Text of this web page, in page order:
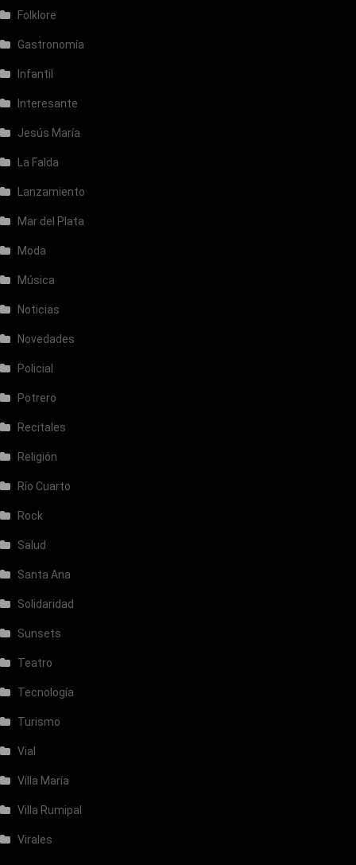
Folklore
Gastronomía
Infantil
Interesante
Jesús María
La Falda
Lanzamiento
Mar del Plata
Moda
Música
Noticias
Novedades
Policial
Potrero
Recitales
Religión
Río Cuarto
Rock
Salud
Santa Ana
Solidaridad
Sunsets
Teatro
Tecnología
Turismo
Vial
Villa María
Villa Rumipal
Virales